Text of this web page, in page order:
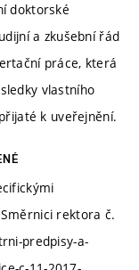
doktorské
a zkušební řád
práce, která
vlastního
k uveřejnění.
rektora č.
predpisy-a-